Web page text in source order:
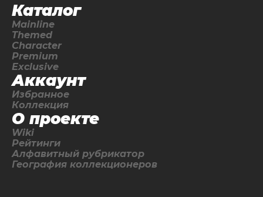
Каталог
Mainline
Themed
Character
Premium
Exclusive
Аккаунт
Избранное
Коллекция
О проекте
Wiki
Рейтинги
Алфавитный рубрикатор
География коллекционеров